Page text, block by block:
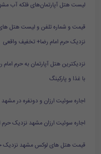
لیست هتل آپارتمان‌های فلکه آب مشهد و
نزدیک حرم امام رضا+ تخفیف واقعی
نزدیکترین هتل آپارتمان به حرم
با غذا و پارکینگ
اجاره سوئیت ارزان و دونفره در مشهد با
اجاره سوئیت ارزان مشهد نزدیک حرم امام
قیمت هتل های لوکس مشهد نزدیک